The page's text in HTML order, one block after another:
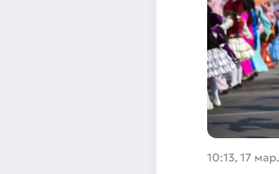
10:13, 17 мар.